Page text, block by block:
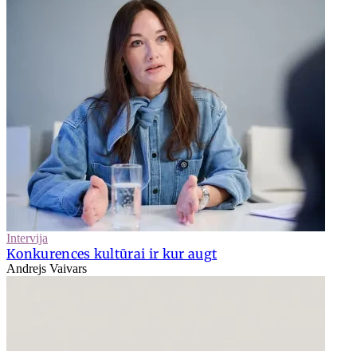
Intervija
Konkurences kultūrai ir kur augt
Andrejs Vaivars